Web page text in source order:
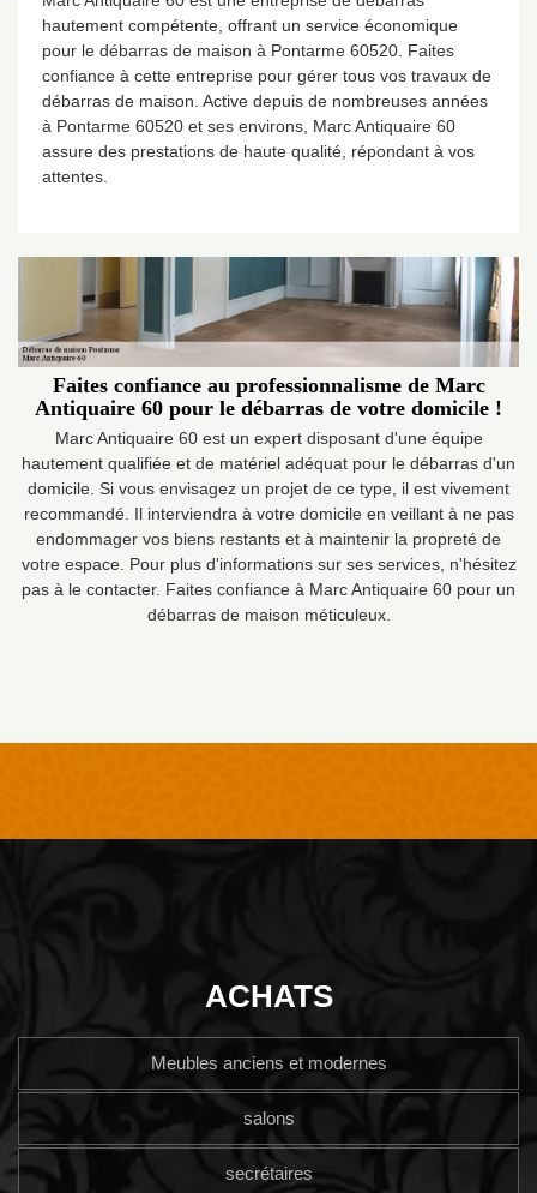
hautement compétente, offrant un service économique
pour le débarras de maison à Pontarme 60520. Faites
confiance à cette entreprise pour gérer tous vos travaux de
débarras de maison. Active depuis de nombreuses années
à Pontarme 60520 et ses environs, Marc Antiquaire 60
assure des prestations de haute qualité, répondant à vos
attentes.
Faites confiance au professionnalisme de Marc
Antiquaire 60 pour le débarras de votre domicile !
Marc Antiquaire 60 est un expert disposant d'une équipe
hautement qualifiée et de matériel adéquat pour le débarras d'un
domicile. Si vous envisagez un projet de ce type, il est vivement
recommandé. Il interviendra à votre domicile en veillant à ne pas
endommager vos biens restants et à maintenir la propreté de
votre espace. Pour plus d'informations sur ses services, n'hésitez
pas à le contacter. Faites confiance à Marc Antiquaire 60 pour un
débarras de maison méticuleux.
ACHATS
Meubles anciens et modernes
salons
secrétaires